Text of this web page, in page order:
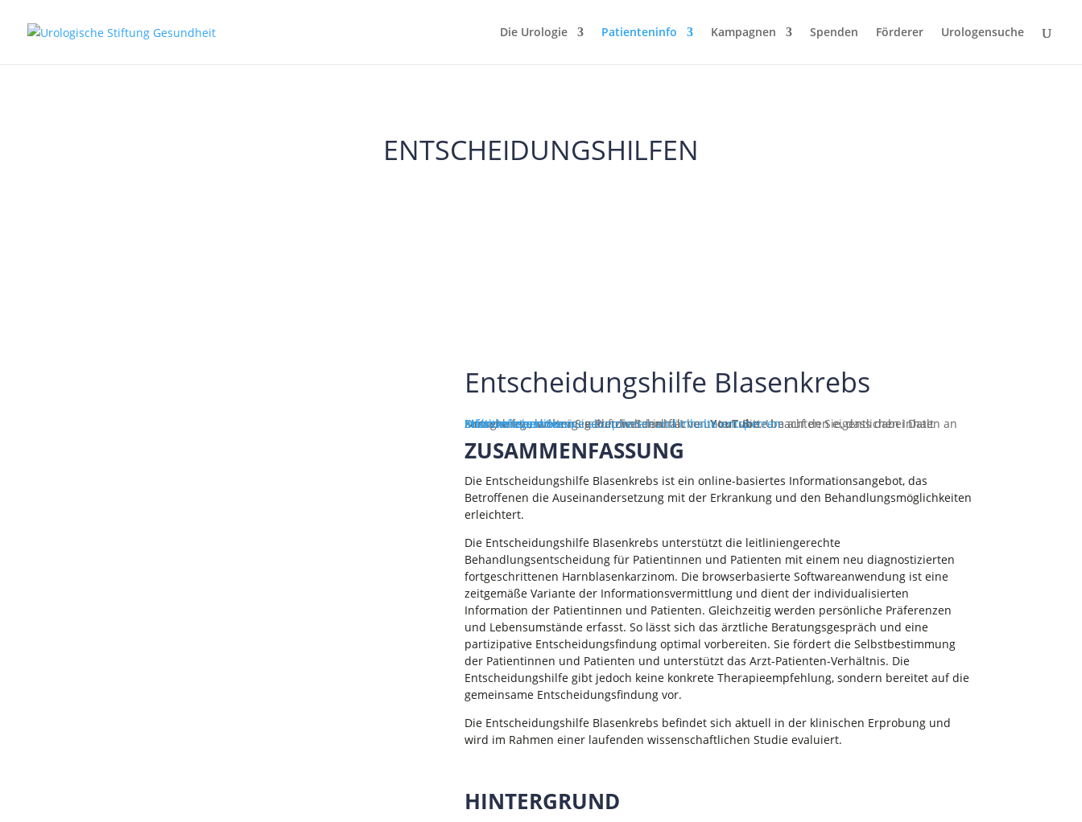
Die Urologie Patienteninfo Kampagnen Spenden Förderer Urologensuche
ENTSCHEIDUNGSHILFEN
Entscheidungshilfe Blasenkrebs
Sie sehen gerade einen Platzhalterinhalt vonYouTube
. Um auf den eigentlichen Inhalt zuzugreifen, klicken Sie auf die Schaltfläche unten. Bitte beachten Sie, dass dabei Daten an Drittanbieter weitergegeben werden.
Mehr Informationen
Inhalt entsperren
Erforderlichen Service akzeptieren und Inhalte entsperren
ZUSAMMENFASSUNG
Die Entscheidungshilfe Blasenkrebs ist ein online-basiertes Informationsangebot, das
Betroffenen die Auseinandersetzung mit der Erkrankung und den Behandlungsmöglichkeiten
erleichtert.
Die Entscheidungshilfe Blasenkrebs unterstützt die leitliniengerechte
Behandlungsentscheidung für Patientinnen und Patienten mit einem neu diagnostizierten
fortgeschrittenen Harnblasenkarzinom. Die browserbasierte Softwareanwendung ist eine
zeitgemäße Variante der Informationsvermittlung und dient der individualisierten
Information der Patientinnen und Patienten. Gleichzeitig werden persönliche Präferenzen
und Lebensumstände erfasst. So lässt sich das ärztliche Beratungsgespräch und eine
partizipative Entscheidungsfindung optimal vorbereiten. Sie fördert die Selbstbestimmung
der Patientinnen und Patienten und unterstützt das Arzt-Patienten-Verhältnis. Die
Entscheidungshilfe gibt jedoch keine konkrete Therapieempfehlung, sondern bereitet auf die
gemeinsame Entscheidungsfindung vor.
Die Entscheidungshilfe Blasenkrebs befindet sich aktuell in der klinischen Erprobung und
wird im Rahmen einer laufenden wissenschaftlichen Studie evaluiert.
HINTERGRUND